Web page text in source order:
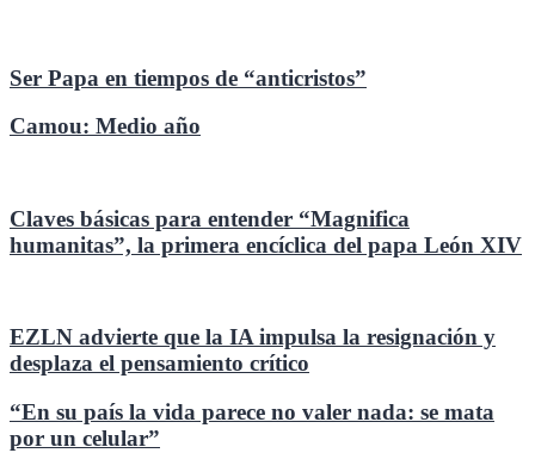
Ser Papa en tiempos de “anticristos”
Camou: Medio año
Claves básicas para entender “Magnifica
humanitas”, la primera encíclica del papa León XIV
EZLN advierte que la IA impulsa la resignación y
desplaza el pensamiento crítico
“En su país la vida parece no valer nada: se mata
por un celular”